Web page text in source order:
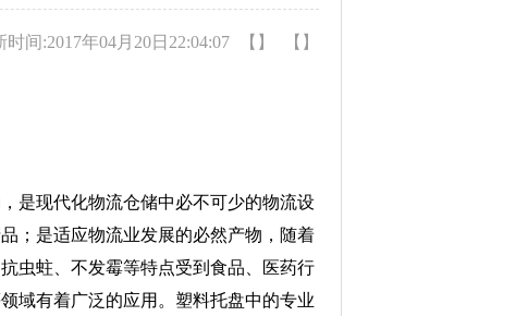
时间:2017年04月20日22:04:07 【】 【】
是现代化物流仓储中必不可少的物流设
；是适应物流业发展的必然产物，随着
虫蛀、不发霉等特点受到食品、医药行
域有着广泛的应用。塑料托盘中的专业